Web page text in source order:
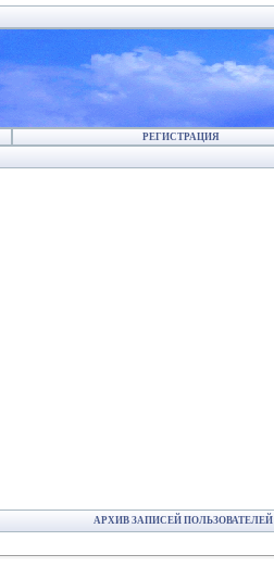
РЕГИСТРАЦИЯ
АРХИВ ЗАПИСЕЙ ПОЛЬЗОВАТЕЛЕЙ